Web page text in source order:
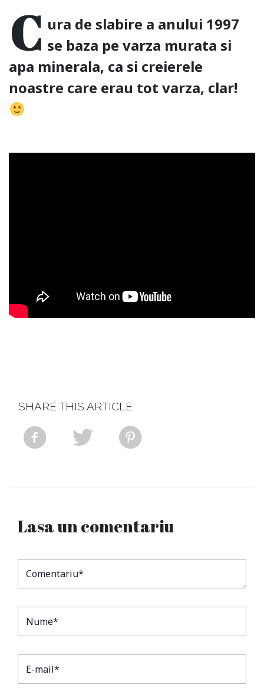
C ura de slabire a anului 1997
se baza pe varza murata si
apa minerala, ca si creierele
noastre care erau tot varza, clar!
SHARE THIS ARTICLE
Lasa un comentariu